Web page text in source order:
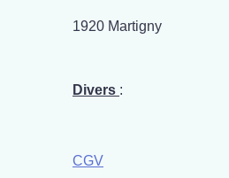
1920 Martigny
Divers :
CGV